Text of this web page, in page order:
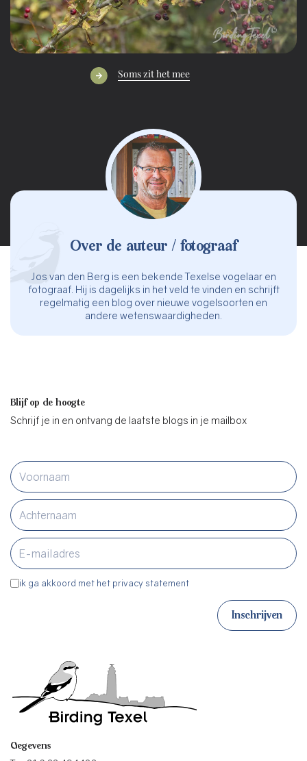
Soms zit het mee
Over de auteur / fotograaf
Jos van den Berg is een bekende Texelse vogelaar en
fotograaf. Hij is dagelijks in het veld te vinden en schrijft
regelmatig een blog over nieuwe vogelsoorten en
andere wetenswaardigheden.
Blijf op de hoogte
Schrijf je in en ontvang de laatste blogs in je mailbox
ik ga akkoord met het privacy statement
Inschrijven
Gegevens